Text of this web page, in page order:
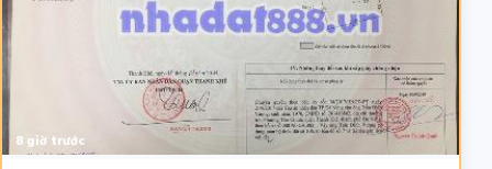
8 giờ trước